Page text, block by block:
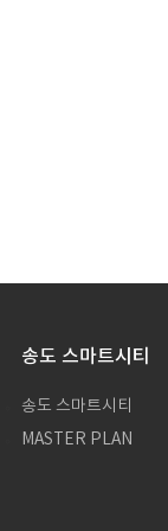
송도 스마트시티
송도 스마트시티
MASTER PLAN